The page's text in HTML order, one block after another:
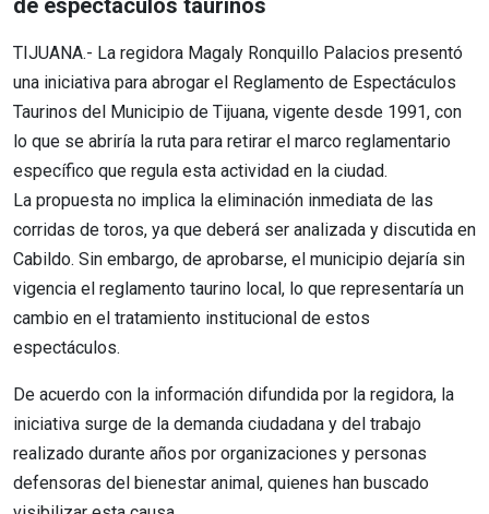
de espectáculos taurinos
TIJUANA.- La regidora Magaly Ronquillo Palacios presentó
una iniciativa para abrogar el Reglamento de Espectáculos
Taurinos del Municipio de Tijuana, vigente desde 1991, con
lo que se abriría la ruta para retirar el marco reglamentario
específico que regula esta actividad en la ciudad.
La propuesta no implica la eliminación inmediata de las
corridas de toros, ya que deberá ser analizada y discutida en
Cabildo. Sin embargo, de aprobarse, el municipio dejaría sin
vigencia el reglamento taurino local, lo que representaría un
cambio en el tratamiento institucional de estos
espectáculos.
De acuerdo con la información difundida por la regidora, la
iniciativa surge de la demanda ciudadana y del trabajo
realizado durante años por organizaciones y personas
defensoras del bienestar animal, quienes han buscado